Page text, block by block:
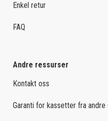
Enkel retur
FAQ
Andre ressurser
Kontakt oss
Garanti for kassetter fra